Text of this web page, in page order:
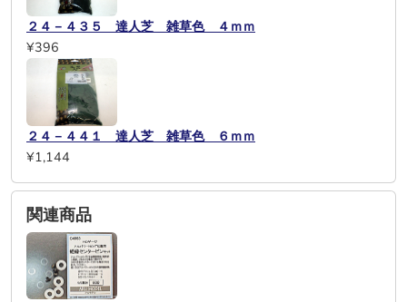
２４－４３５ 達人芝 雑草色 ４ｍｍ
¥396
２４－４４１ 達人芝 雑草色 ６ｍｍ
¥1,144
関連商品